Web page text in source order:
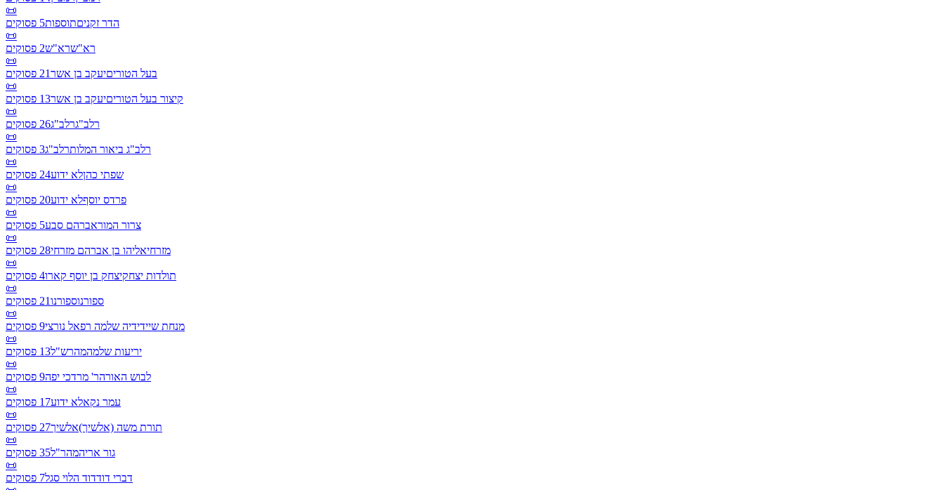
📜
הדר זקניםתוספות5 פסוקים
📜
רא"שרא"ש2 פסוקים
📜
בעל הטוריםיעקב בן אשר21 פסוקים
📜
קיצור בעל הטוריםיעקב בן אשר13 פסוקים
📜
רלב"גרלב"ג26 פסוקים
📜
רלב"ג ביאור המלותרלב"ג3 פסוקים
📜
שפתי כהןלא ידוע24 פסוקים
📜
פרדס יוסףלא ידוע20 פסוקים
📜
צרור המוראברהם סבע5 פסוקים
📜
מזרחיאליהו בן אברהם מזרחי28 פסוקים
📜
תולדות יצחקיצחק בן יוסף קארו4 פסוקים
📜
ספורנוספורנו21 פסוקים
📜
מנחת שיידידיה שלמה רפאל נורצי9 פסוקים
📜
יריעות שלמהמהרש"ל13 פסוקים
📜
לבוש האורהר' מרדכי יפה9 פסוקים
📜
עמר נקאלא ידוע17 פסוקים
📜
תורת משה (אלשיך)אלשיך27 פסוקים
📜
גור אריהמהר"ל35 פסוקים
📜
דברי דודדוד הלוי סגל7 פסוקים